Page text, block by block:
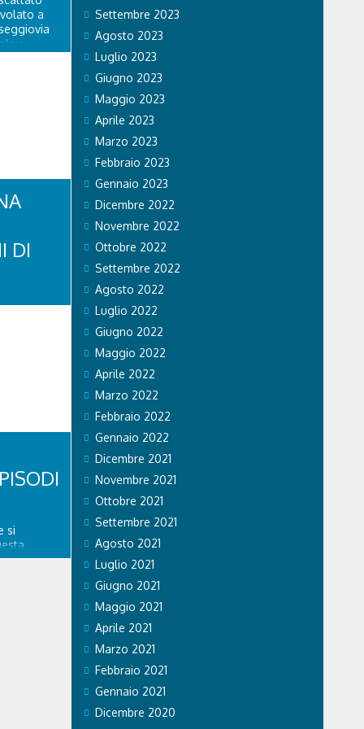
a
Falco 2
DI
sul
recano
si
Settembre 2023
Agosto 2023
Luglio 2023
Giugno 2023
Maggio 2023
Aprile 2023
Marzo 2023
Febbraio 2023
Gennaio 2023
Dicembre 2022
Novembre 2022
Ottobre 2022
Settembre 2022
Agosto 2022
Luglio 2022
Giugno 2022
Maggio 2022
Aprile 2022
Marzo 2022
Febbraio 2022
Gennaio 2022
Dicembre 2021
Novembre 2021
Ottobre 2021
Settembre 2021
Agosto 2021
Luglio 2021
Giugno 2021
Maggio 2021
Aprile 2021
Marzo 2021
Febbraio 2021
Gennaio 2021
Dicembre 2020